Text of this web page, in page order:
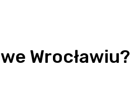
Wrocławiu?